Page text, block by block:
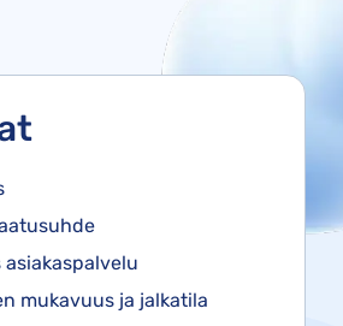
asiakaspalvelu
mukavuus ja jalkatila